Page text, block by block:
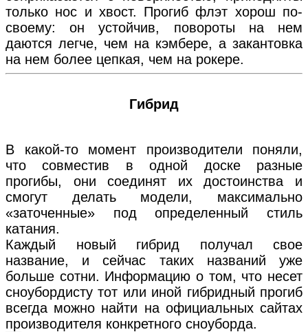
только нос и хвост. Прогиб флэт хорош по-
своему: он устойчив, повороты на нем
даются легче, чем на кэмбере, а закантовка
на нем более цепкая, чем на рокере.
Гибрид
В какой-то момент производители поняли,
что совместив в одной доске разные
прогибы, они соединят их достоинства и
смогут делать модели, максимально
«заточенные» под определенный стиль
катания.
Каждый новый гибрид получал свое
название, и сейчас таких названий уже
больше сотни. Информацию о том, что несет
сноубордисту тот или иной гибридный прогиб
всегда можно найти на официальных сайтах
производителя конкретного сноуборда.